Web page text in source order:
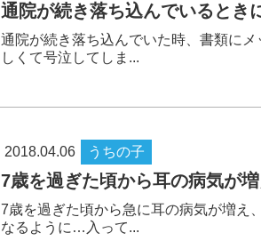
通院が続き落ち込んでいるとき
通院が続き落ち込んでいた時、書類に
しくて号泣してしま...
2018.04.06 うちの子
7歳を過ぎた頃から耳の病気が
7歳を過ぎた頃から急に耳の病気が増え
なるように…入って...